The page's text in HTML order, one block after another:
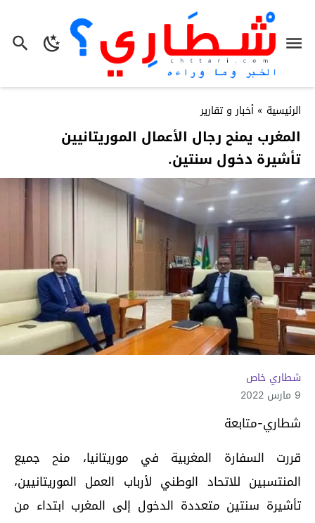
الرئيسية » أخبار و تقارير
المغرب يمنح رجال الأعمال الموريتانيين
تأشيرة دخول سنتين.
شطاري خاص
9 مارس 2022
شطاري-متابعة
قررت السفارة المغربية في موريتانيا، منح جميع
المنتسبين للاتحاد الوطني لأرباب العمل الموريتانيين،
تأشيرة سنتين متعددة الدخول إلى المغرب ابتداء من